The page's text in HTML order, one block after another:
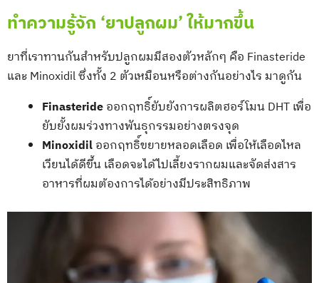
ทำความรู้จัก ‘ยาปลูกผม’ ให้มากขึ้น
ยาที่เราทานกันสำหรับปลูกผมมีสองตัวหลักๆ คือ Finasteride
และ Minoxidil ซึ่งทั้ง 2 ตัวเหมือนหรือต่างกันอย่างไร มาดูกัน
Finasterideออกฤทธิ์ยับยังการผลิตฮอร์โมน DHT เพื่อ
ยับยั้งผมร่วงทางพันธุกรรมอย่างตรงจุด
Minoxidilออกฤทธิ์ขยายหลอดเลือด เพื่อให้เลือดไหล
เวียนได้ดีขึ้น เลือดจะได้ไปเลี้ยงรากผมและจัดส่งสาร
อาหารที่ผมต้องการได้อย่างมีประสิทธิภาพ